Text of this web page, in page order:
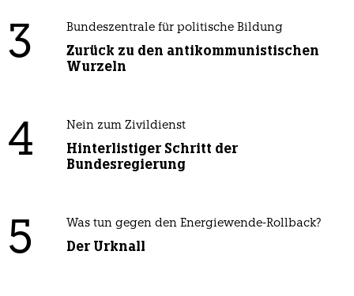
3 Bundeszentrale für politische Bildung
Zurück zu den antikommunistischen
Wurzeln
4 Nein zum Zivildienst
Hinterlistiger Schritt der
Bundesregierung
5 Was tun gegen den Energiewende-Rollback?
Der Urknall